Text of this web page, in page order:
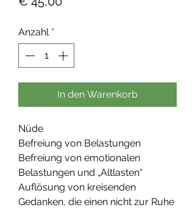
Anzahl *
In den Warenkorb
Nüde
Befreiung von Belastungen
Befreiung von emotionalen
Belastungen und „Altlasten“
Auflösung von kreisenden
Gedanken, die einen nicht zur Ruhe